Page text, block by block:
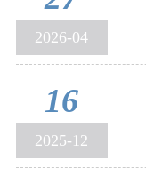
2026-04
16
2025-12